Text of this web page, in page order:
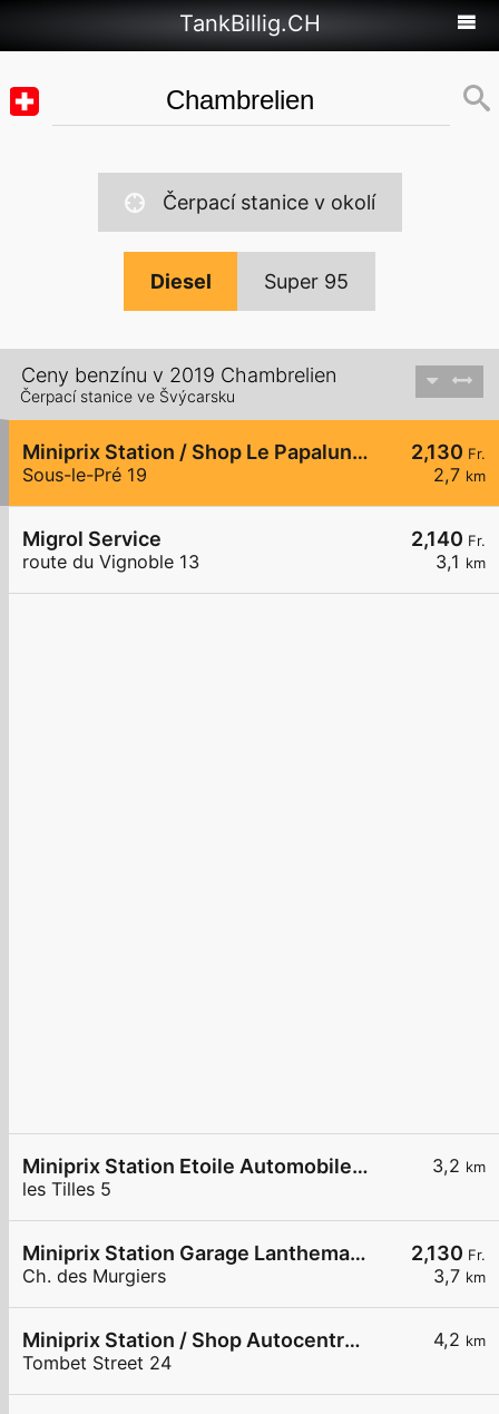
TankBillig.CH
Čerpací stanice v okolí
Diesel Super 95
Ceny benzínu v 2019 Chambrelien
Čerpací stanice ve Švýcarsku
2,130 Fr.
2,7 km
Miniprix Station / Shop Le Papaluna Shop
Sous-le-Pré 19
2,140 Fr.
3,1 km
Migrol Service
route du Vignoble 13
3,2 km
Miniprix Station Etoile Automobile SA
les Tilles 5
2,130 Fr.
3,7 km
Miniprix Station Garage Lanthemann
Ch. des Murgiers
4,2 km
Miniprix Station / Shop Autocentre Peseux SA
Tombet Street 24